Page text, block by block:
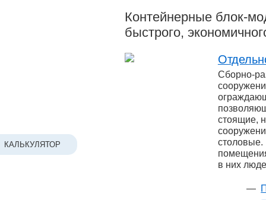
Контейнерные блок-
быстрого,
Сборно-
стоящие,
столовые.
в них
КАЛЬКУЛЯТОР